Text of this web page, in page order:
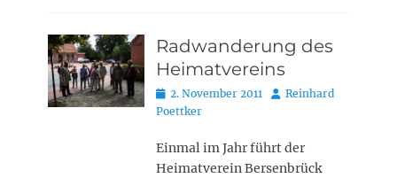
Radwanderung des
Heimatvereins
Posted
on
2. November 2011 AutorReinhard
Poettker
Einmal im Jahr führt der
Heimatverein Bersenbrück